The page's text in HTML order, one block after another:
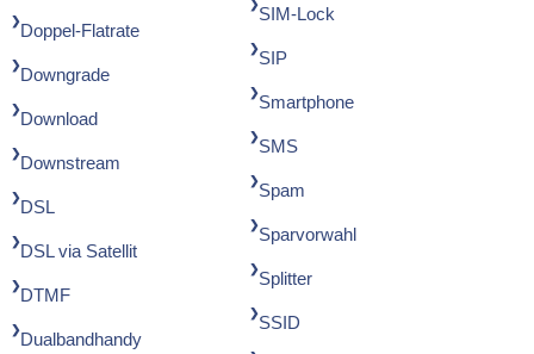
Doppel-Flatrate
Downgrade
Download
Downstream
DSL
DSL via Satellit
DTMF
Dualbandhandy
SIM-Lock
SIP
Smartphone
SMS
Spam
Sparvorwahl
Splitter
SSID